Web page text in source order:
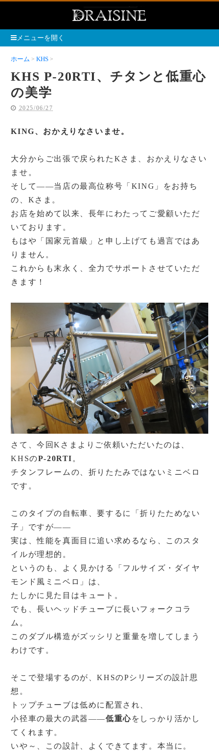
メニューを開く
ホーム KHS
KHS P-20RTI、チタンと低重心
の美学
2025/06/27
KING、おかえりなさいませ。
大分からご出張で戻られたKさま、おかえりなさい
ませ。
そして――当店の最高位称号「KING」をお持ち
の、Kさま。
お店を始めて以来、長年にわたってご愛顧いただ
いております。
もはや「国家元首級」と申し上げても過言ではあ
りません。
これからも末永く、全力でサポートさせていただ
きます！
さて、今回Kさまよりご依頼いただいたのは、
KHSのP-20RTI 。
チタンフレームの、折りたたみではないミニベロ
です。
このタイプの自転車、要するに「折りたためない
子」ですが――
実は、性能を真面目に追い求めるなら、このスタ
イルが理想的。
というのも、よく見かける「フルサイズ・ダイヤ
モンド風ミニベロ」は、
たしかに見た目はキュート。
でも、長いヘッドチューブに長いフォークコラ
ム。
このダブル構造がズッシリと重量を増してしまう
わけです。
そこで登場するのが、KHSのPシリーズの設計思
想。
トップチューブは低めに配置され、
小径車の最大の武器――低重心をしっかり活かし
てくれます。
いや～、この設計、よくできてます。本当に。